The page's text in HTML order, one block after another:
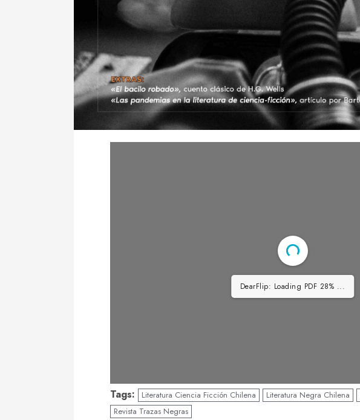
DearFlip: Loading PDF 28% ...
Tags: Literatura Ciencia Ficción Chilena Literatura Negra Chilena
Revista Trazas Negras